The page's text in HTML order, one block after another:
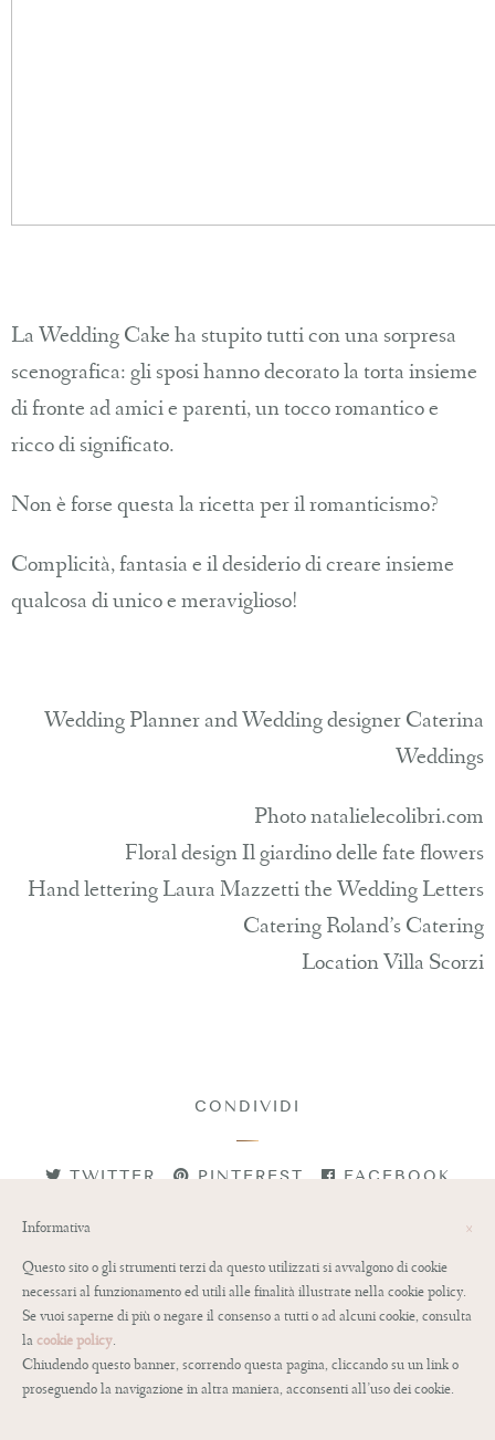
La Wedding Cake ha stupito tutti con una sorpresa
scenografica: gli sposi hanno decorato la torta insieme
di fronte ad amici e parenti, un tocco romantico e
ricco di significato.
Non è forse questa la ricetta per il romanticismo?
Complicità, fantasia e il desiderio di creare insieme
qualcosa di unico e meraviglioso!
Wedding Planner and Wedding designer Caterina
Weddings
Photo natalielecolibri.com
Floral design Il giardino delle fate flowers
Hand lettering Laura Mazzetti the Wedding Letters
Catering Roland’s Catering
Location Villa Scorzi
CONDIVIDI
TWITTER PINTEREST FACEBOOK
CATERINA
×
Informativa
Questo sito o gli strumenti terzi da questo utilizzati si avvalgono di cookie
necessari al funzionamento ed utili alle finalità illustrate nella cookie policy.
Se vuoi saperne di più o negare il consenso a tutti o ad alcuni cookie, consulta
la cookie policy.
Chiudendo questo banner, scorrendo questa pagina, cliccando su un link o
proseguendo la navigazione in altra maniera, acconsenti all’uso dei cookie.